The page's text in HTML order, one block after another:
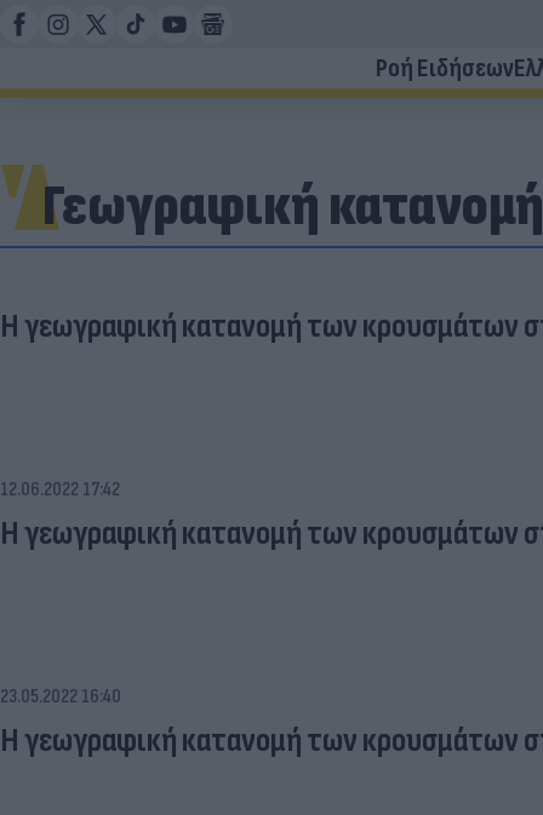
Ροή Ειδήσεων
Γεωγραφική
Η γεωγραφική κατανομή των κρουσμάτων
12.06.2022 17:42
Η γεωγραφική κατανομή των κρουσμάτων
23.05.2022 16:40
Η γεωγραφική κατανομή των κρουσμάτων